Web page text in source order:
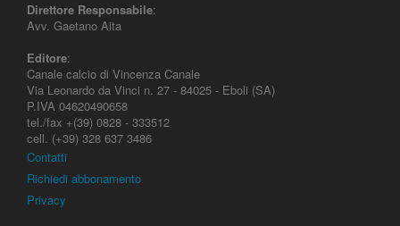
Direttore Responsabile:
Avv. Gaetano Aita
Editore:
Canale calcio di Vincenza Canale
Via Leonardo da Vinci n. 27 - 84025 - Eboli (SA)
P.IVA 04620490658
tel./fax +(39) 0828 - 333512
cell. (+39) 328 637 3486
Contatti
Richiedi abbonamento
Privacy